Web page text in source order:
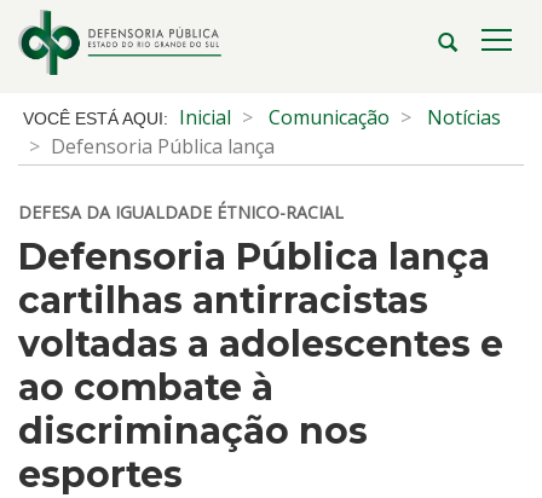
para
para
menu
para
busca
Abrir
Início
conteúdo
Inicial Comunicação
Notícias
Defensoria Pública lança
DEFESA DA IGUALDADE ÉTNICO-RACIAL
Defensoria Pública lança
cartilhas antirracistas
voltadas a adolescentes e
ao combate à
discriminação nos
esportes